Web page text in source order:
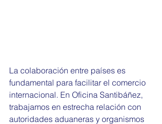
La colaboración entre países es
fundamental para facilitar el comercio
internacional. En Oficina Santibáñez,
trabajamos en estrecha relación con
autoridades aduaneras y organismos